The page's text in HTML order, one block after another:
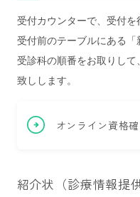
受付カウンターで、受付を
受付前のテーブルにある「
受診科の順番をお取りし
致しします。
オンライン資格
紹介状（診療情報提